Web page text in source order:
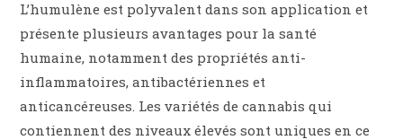
L’humulène est polyvalent dans son application et
présente plusieurs avantages pour la santé
humaine, notamment des propriétés anti-
inflammatoires, antibactériennes et
anticancéreuses. Les variétés de cannabis qui
contiennent des niveaux élevés sont uniques en ce